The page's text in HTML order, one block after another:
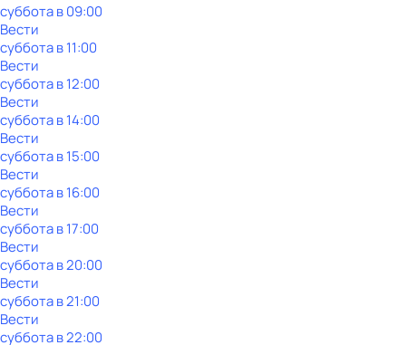
субботав09:00
Вести
субботав11:00
Вести
субботав12:00
Вести
субботав14:00
Вести
субботав15:00
Вести
субботав16:00
Вести
субботав17:00
Вести
субботав20:00
Вести
субботав21:00
Вести
субботав22:00